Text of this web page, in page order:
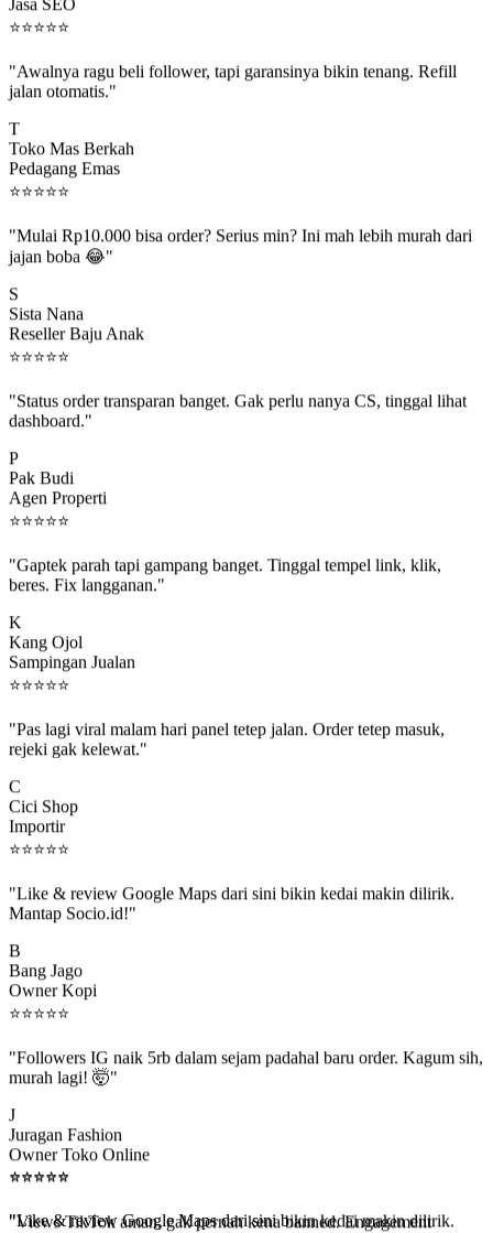
⭐⭐⭐⭐⭐
jalan otomatis."
Toko Mas Berkah
Pedagang Emas
⭐⭐⭐⭐⭐
jajan boba 😂"
Sista Nana
Reseller Baju Anak
⭐⭐⭐⭐⭐
dashboard."
Pak Budi
Agen Properti
⭐⭐⭐⭐⭐
beres. Fix langganan."
Kang Ojol
Sampingan Jualan
⭐⭐⭐⭐⭐
rejeki gak kelewat."
Cici Shop
Importir
⭐⭐⭐⭐⭐
Mantap Socio.id!"
Bang Jago
Owner Kopi
⭐⭐⭐⭐ ⭐
murah lagi! 🤯"
Juragan Fashion
Owner Toko Online
⭐⭐⭐⭐ ⭐
beneran naik, algoritma suka."